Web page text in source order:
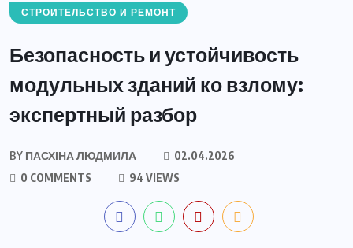
СТРОИТЕЛЬСТВО И РЕМОНТ
Безопасность и устойчивость
модульных зданий ко взлому:
экспертный разбор
BY ПАСХІНА ЛЮДМИЛА
02.04.2026
0 COMMENTS
94 VIEWS